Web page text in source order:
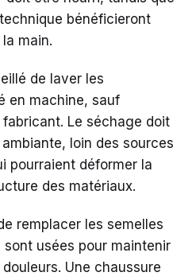
bénéficieront
main.
de laver les
en machine, sauf
Le séchage doit
loin des sources
pourraient déformer la
des matériaux.
remplacer les semelles
usées pour maintenir
Une chaussure